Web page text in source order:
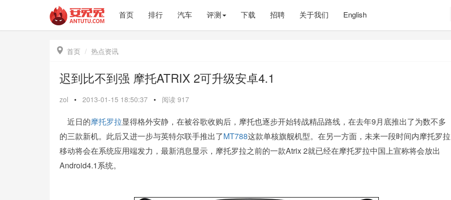
首页 排行 汽车 评测 下载 招聘 关于我们 English
 首页 热点资讯
迟到比不到强 摩托ATRIX 2可升级安卓4.1
zol • 2013-01-15 18:50:37 • 阅读 917
近日的摩托罗拉显得格外安静，在被谷歌收购后，摩托也逐步开始转战精品路线，在去年9月底推出了为数不多
的三款新机。此后又进一步与英特尔联手推出了MT788这款单核旗舰机型。在另一方面，未来一段时间内摩托罗拉
移动将会在系统应用端发力，最新消息显示，摩托罗拉之前的一款Atrix 2就已经在摩托罗拉中国上宣称将会放出
Android4.1系统。